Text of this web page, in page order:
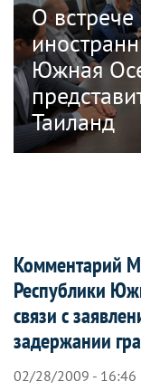
О
Южная
Таиланд
Комментарий
Республики
связи с
задержании
02/28/2009 - 16:46